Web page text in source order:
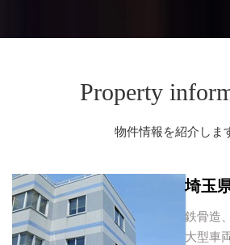
Property
物件情報を紹介しま
埼玉
鉄骨造
大型車